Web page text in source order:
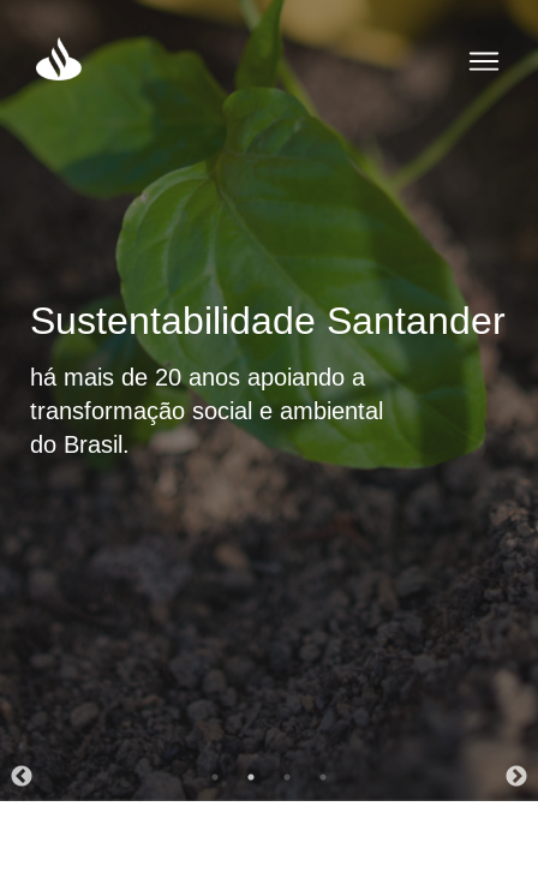
Sustentabilidade Santander
há mais de 20 anos apoiando a
transformação social e ambiental
do Brasil.